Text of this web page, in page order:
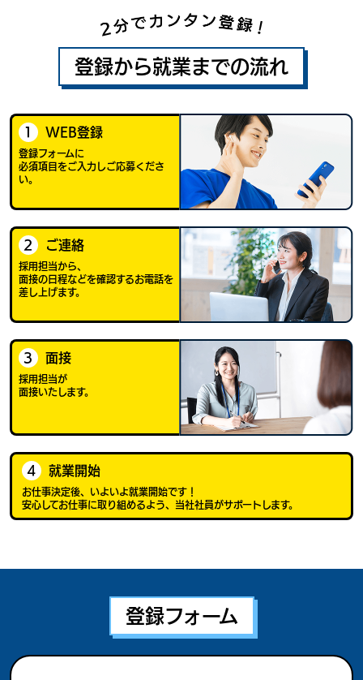
登録から就業までの流れ
1 WEB登録
登録フォームに
必須項目をご入力しご応募くださ
い。
2 ご連絡
採用担当から、
面接の日程などを確認するお電話を
差し上げます。
3 面接
採用担当が
面接いたします。
4 就業開始
お仕事決定後、いよいよ就業開始です！
安心してお仕事に取り組めるよう、当社社員がサポートします。
登録フォーム